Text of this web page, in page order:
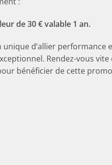
de 30 € valable 1 an.
d’allier performance
Rendez-vous vite
bénéficier de cette